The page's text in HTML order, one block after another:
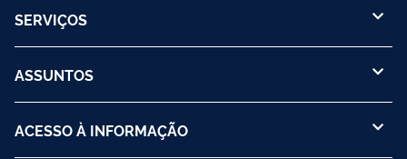
SERVIÇOS
ASSUNTOS
ACESSO À INFORMAÇÃO